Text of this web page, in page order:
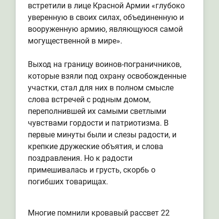
встретили в лице Красной Армии «глубоко
уверенную в своих силах, объединенную и
вооруженную армию, являющуюся самой
могущественной в мире».
Выход на границу воинов-пограничников,
которые взяли под охрану освобожденные
участки, стал для них в полном смысле
слова встречей с родным домом,
переполнившей их самыми светлыми
чувствами гордости и патриотизма. В
первые минуты были и слезы радости, и
крепкие дружеские объятия, и слова
поздравления. Но к радости
примешивалась и грусть, скорбь о
погибших товарищах.
Многие помнили кровавый рассвет 22